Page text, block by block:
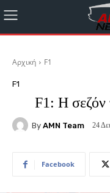
Αρχική F1
F1
F1: H σεζόν
By AMN Team 24
Facebook